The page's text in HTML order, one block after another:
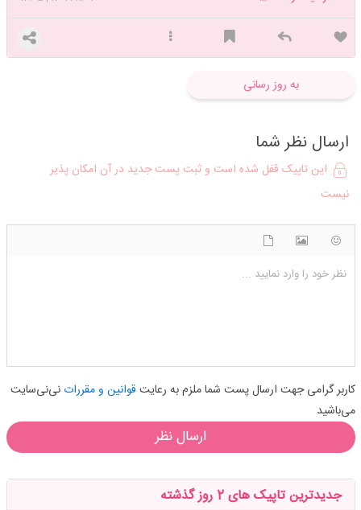
به روز رسانی
ارسال نظر شما
این تاپیک قفل شده است و ثبت پست جدید در آن امکان پذیر
نیست
نظر خود را وارد نمایید ...
کاربر گرامی جهت ارسال پست شما ملزم به رعایت قوانین و مقرراتنی‌نی‌سایت
می‌باشید
ارسال نظر
جدیدترین تاپیک های 2 روز گذشته